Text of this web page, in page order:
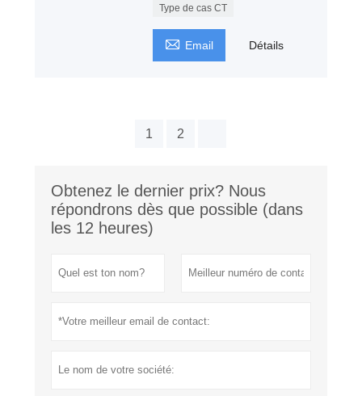
Type de cas CT
 Email Détails
1 2
Obtenez le dernier prix? Nous
répondrons dès que possible (dans
les 12 heures)